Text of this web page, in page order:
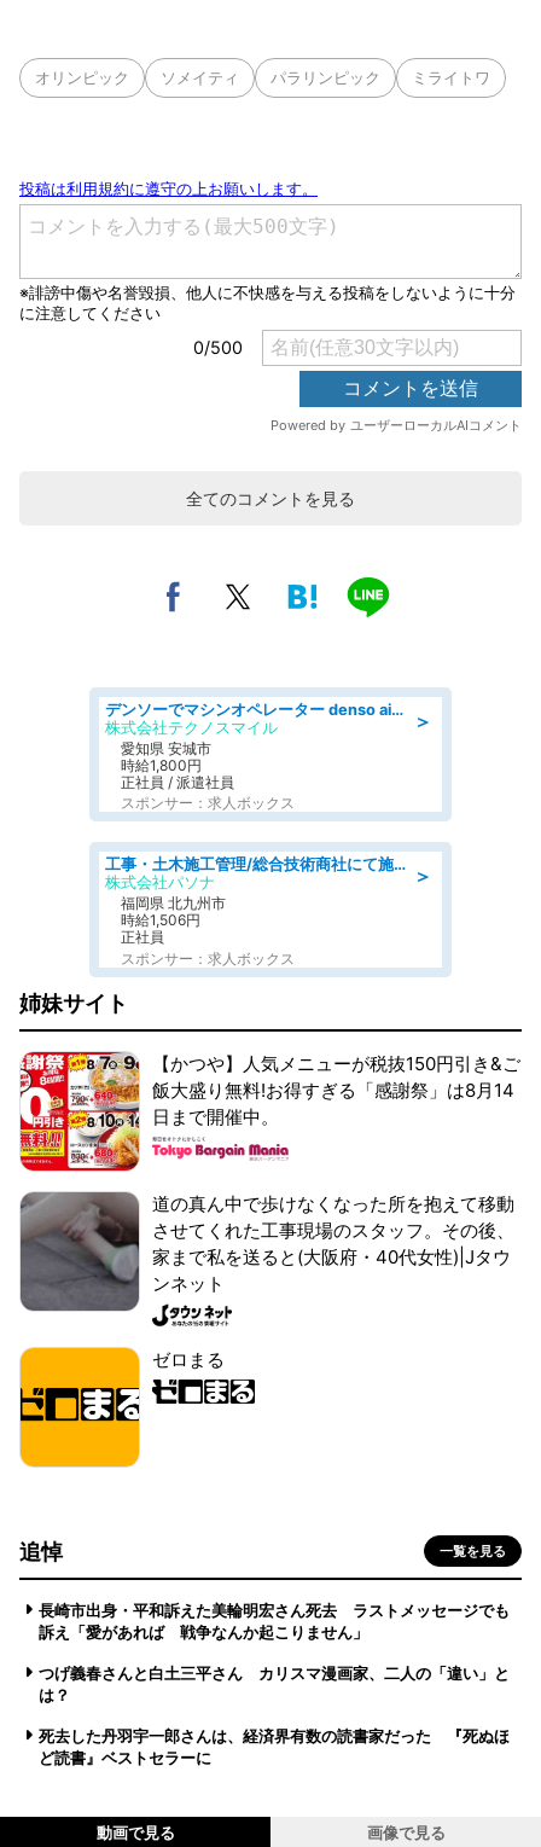
オリンピック ソメイティ パラリンピック ミライトワ
全てのコメントを見る
＞
デンソーでマシンオペレーター denso aichi
株式会社テクノスマイル
愛知県 安城市
時給1,800円
正社員 / 派遣社員
スポンサー：求人ボックス
＞
工事・土木施工管理/総合技術商社にて施工管理のお仕事/即日勤務可/車通勤可/工事・土木施工管理/生産・品質管理
株式会社パソナ
福岡県 北九州市
時給1,506円
正社員
スポンサー：求人ボックス
姉妹サイト
【かつや】人気メニューが税抜150円引き&ご
飯大盛り無料!お得すぎる「感謝祭」は8月14
日まで開催中。
道の真ん中で歩けなくなった所を抱えて移動
させてくれた工事現場のスタッフ。その後、
家まで私を送ると(大阪府・40代女性)|Jタウ
ンネット
ゼロまる
追悼 一覧を見る
長崎市出身・平和訴えた美輪明宏さん死去 ラストメッセージでも
訴え「愛があれば 戦争なんか起こりません」
つげ義春さんと白土三平さん カリスマ漫画家、二人の「違い」と
は？
死去した丹羽宇一郎さんは、経済界有数の読書家だった 『死ぬほ
ど読書』ベストセラーに
動画で見る 画像で見る